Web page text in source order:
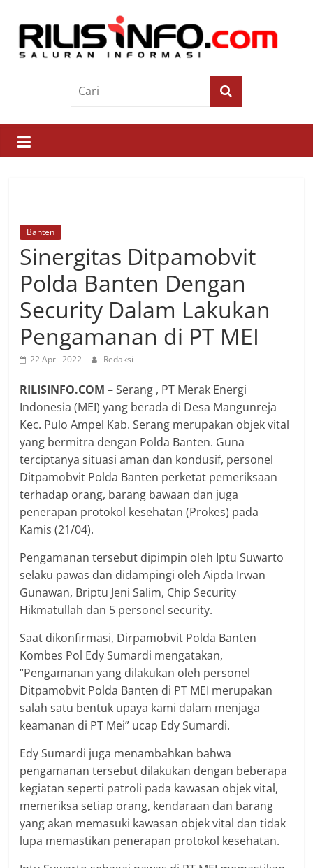
contentRilis
Saluran
Informasi
Banten
Sinergitas Ditpamobvit
Polda Banten Dengan
Security Dalam Lakukan
Pengamanan di PT MEI
22 April 2022 Redaksi
RILISINFO.COM – Serang , PT Merak Energi
Indonesia (MEI) yang berada di Desa Mangunreja
Kec. Pulo Ampel Kab. Serang merupakan objek vital
yang bermitra dengan Polda Banten. Guna
terciptanya situasi aman dan kondusif, personel
Ditpamobvit Polda Banten perketat pemeriksaan
terhadap orang, barang bawaan dan juga
penerapan protokol kesehatan (Prokes) pada
Kamis (21/04).
Pengamanan tersebut dipimpin oleh Iptu Suwarto
selaku pawas dan didampingi oleh Aipda Irwan
Gunawan, Briptu Jeni Salim, Chip Security
Hikmatullah dan 5 personel security.
Saat dikonfirmasi, Dirpamobvit Polda Banten
Kombes Pol Edy Sumardi mengatakan,
“Pengamanan yang dilakukan oleh personel
Ditpamobvit Polda Banten di PT MEI merupakan
salah satu bentuk upaya kami dalam menjaga
keamanan di PT Mei” ucap Edy Sumardi.
Edy Sumardi juga menambahkan bahwa
pengamanan tersebut dilakukan dengan beberapa
kegiatan seperti patroli pada kawasan objek vital,
memeriksa setiap orang, kendaraan dan barang
yang akan memasuki kawasan objek vital dan tidak
lupa memastikan penerapan protokol kesehatan.